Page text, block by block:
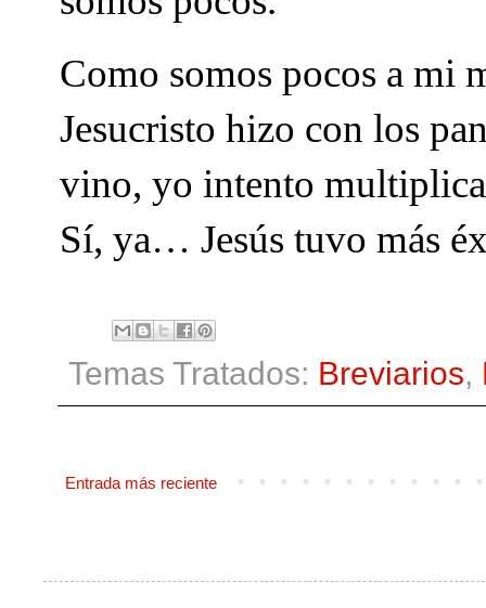
Como somos pocos a mi
Jesucristo hizo con los
vino, yo intento
Sí, ya… Jesús tuvo más
Temas Tratados: Breviarios,
Entrada más reciente